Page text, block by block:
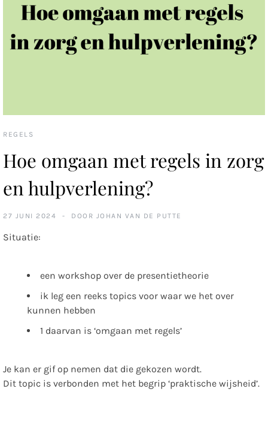
REGELS
Hoe omgaan met regels in zorg
en hulpverlening?
27 JUNI 2024 DOOR JOHAN VAN DE PUTTE
Situatie:
een workshop over de presentietheorie
ik leg een reeks topics voor waar we het over
kunnen hebben
1 daarvan is ‘omgaan met regels’
Je kan er gif op nemen dat die gekozen wordt.
Dit topic is verbonden met het begrip ‘praktische wijsheid’.